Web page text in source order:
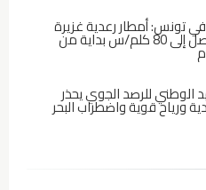
تونس: أمطار رعدية غزيرة
ورياح قوية تصل إلى 80 كلم/س بداية من
الوطني للرصد الجوي يحذر
ورياح قوية واضطراب البحر